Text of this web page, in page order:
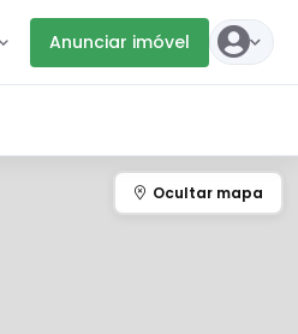
Anunciar imóvel